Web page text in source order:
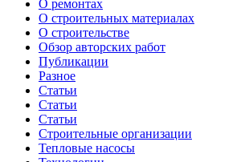
О ремонтах
О строительных материалах
О строительстве
Обзор авторских работ
Публикации
Разное
Статьи
Статьи
Статьи
Строительные организации
Тепловые насосы